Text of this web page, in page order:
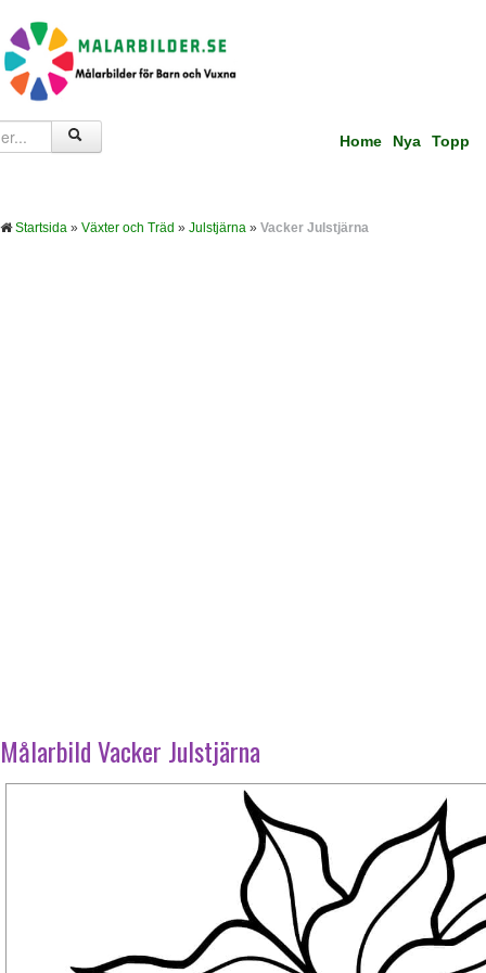
Home Nya Topp
Startsida » Växter och Träd » Julstjärna » Vacker Julstjärna
Målarbild Vacker Julstjärna